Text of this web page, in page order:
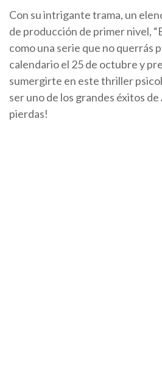
Con su intrigante trama, un
de producción de primer nivel,
como una serie que no querrás
calendario el 25 de octubre y
sumergirte en este thriller
ser uno de los grandes éxitos
pierdas!